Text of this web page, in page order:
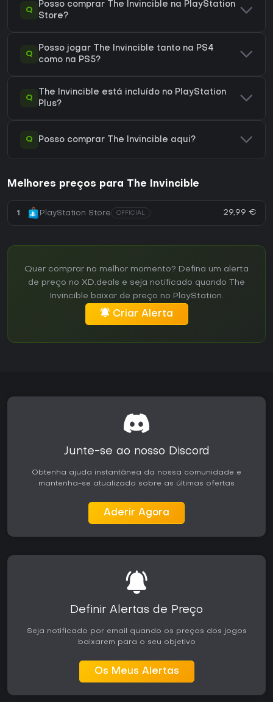
Q
Posso comprar The Invincible na PlayStation
Store?
Q
Posso jogar The Invincible tanto na PS4
como na PS5?
Q
The Invincible está incluído no PlayStation
Plus?
Q Posso comprar The Invincible aqui?
Melhores preços para The Invincible
1 PlayStation Store OFFICIAL 29,99 €
Quer comprar no melhor momento? Defina um alerta
de preço no XD.deals e seja notificado quando The
Invincible baixar de preço no PlayStation.
Criar Alerta
Junte-se ao nosso Discord
Obtenha ajuda instantânea da nossa comunidade e
mantenha-se atualizado sobre as últimas ofertas
Aderir Agora
Definir Alertas de Preço
Seja notificado por email quando os preços dos jogos
baixarem para o seu objetivo
Os Meus Alertas